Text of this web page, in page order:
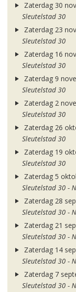
Zaterdag 30
Sleutelstad 30
Zaterdag 23
Sleutelstad 30
Zaterdag 16
Sleutelstad 30
Zaterdag 9
Sleutelstad 30
Zaterdag 2
Sleutelstad 30
Zaterdag 26
Sleutelstad 30
Zaterdag 19
Sleutelstad 30
Zaterdag 5
Sleutelstad 30 -
Zaterdag 28
Sleutelstad 30 -
Zaterdag 21
Sleutelstad 30 -
Zaterdag 14
Sleutelstad 30 -
Zaterdag 7
Sleutelstad 30 -